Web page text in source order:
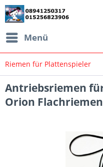
Menü
Riemen für Plattenspieler
Antriebsriemen
Orion